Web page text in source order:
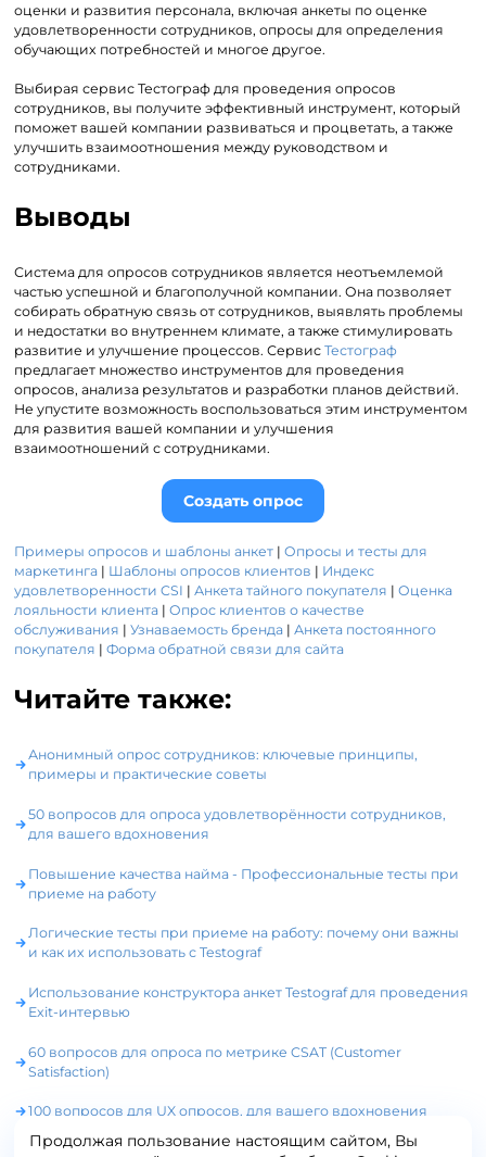
оценки и развития персонала, включая анкеты по оценке
удовлетворенности сотрудников, опросы для определения
обучающих потребностей и многое другое.
Выбирая сервис Тестограф для проведения опросов
сотрудников, вы получите эффективный инструмент, который
поможет вашей компании развиваться и процветать, а также
улучшить взаимоотношения между руководством и
сотрудниками.
Выводы
Система для опросов сотрудников является неотъемлемой
частью успешной и благополучной компании. Она позволяет
собирать обратную связь от сотрудников, выявлять проблемы
и недостатки во внутреннем климате, а также стимулировать
развитие и улучшение процессов. СервисТестограф
предлагает множество инструментов для проведения
опросов, анализа результатов и разработки планов действий.
Не упустите возможность воспользоваться этим инструментом
для развития вашей компании и улучшения
взаимоотношений с сотрудниками.
Создать опрос
Примеры опросов и шаблоны анкет |Опросы и тесты для
маркетинга | Шаблоны опросов клиентов | Индекс
удовлетворенности CSI |Анкета тайного покупателя |Оценка
лояльности клиента |Опрос клиентов о качестве
обслуживания |Узнаваемость бренда |Анкета постоянного
покупателя |Форма обратной связи для сайта
Читайте также:
Анонимный опрос сотрудников: ключевые принципы,
примеры и практические советы
50 вопросов для опроса удовлетворённости сотрудников,
для вашего вдохновения
Повышение качества найма - Профессиональные тесты при
приеме на работу
Логические тесты при приеме на работу: почему они важны
и как их использовать с Testograf
Использование конструктора анкет Testograf для проведения
Exit-интервью
60 вопросов для опроса по метрике CSAT (Customer
Satisfaction)
100 вопросов для UX опросов, для вашего вдохновения
Геймификация опросов: 5 примеров успешной реализации
Продолжая пользование настоящим сайтом, Вы